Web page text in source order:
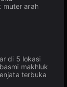
muter arah
di 5 lokasi
makhluk
terbuka